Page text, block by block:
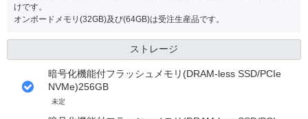
けです。
オンボードメモリ(32GB)及び(64GB)は受注生産品です。
ストレージ
暗号化機能付フラッシュメモリ(DRAM-less SSD/PCIe
NVMe)256GB
未定